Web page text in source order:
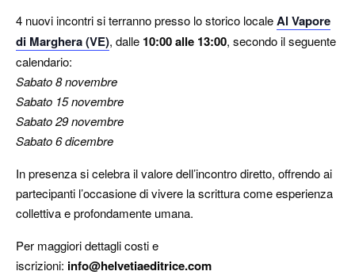
4 nuovi incontri si terranno presso lo storico localeAl Vapore
di Marghera (VE), dalle 10:00 alle 13:00, secondo il seguente
calendario:
Sabato 8 novembre
Sabato 15 novembre
Sabato 29 novembre
Sabato 6 dicembre
In presenza si celebra il valore dell’incontro diretto, offrendo ai
partecipanti l’occasione di vivere la scrittura come esperienza
collettiva e profondamente umana.
Per maggiori dettagli costi e
iscrizioni: info@helvetiaeditrice.com